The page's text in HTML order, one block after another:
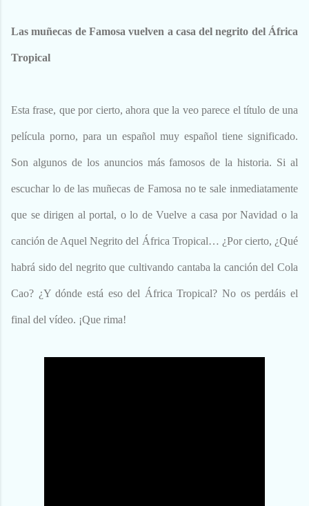
Las muñecas de Famosa vuelven a casa del negrito del África
Tropical
Esta frase, que por cierto, ahora que la veo parece el título de una
película porno, para un español muy español tiene significado.
Son algunos de los anuncios más famosos de la historia. Si al
escuchar lo de las muñecas de Famosa no te sale inmediatamente
que se dirigen al portal, o lo de Vuelve a casa por Navidad o la
canción de Aquel Negrito del África Tropical… ¿Por cierto, ¿Qué
habrá sido del negrito que cultivando cantaba la canción del Cola
Cao? ¿Y dónde está eso del África Tropical? No os perdáis el
final del vídeo. ¡Que rima!